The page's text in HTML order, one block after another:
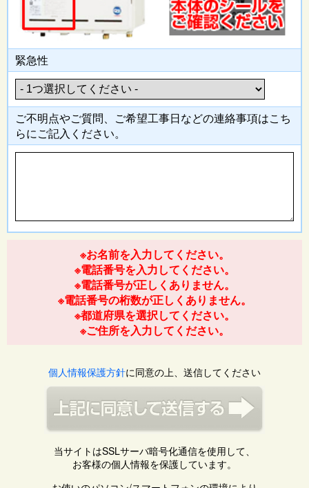
緊急性
ご不明点やご質問、ご希望工事日などの連絡事項はこち
らにご記入 ください。
※お名前を入力してください。
※電話番号を入力してください。
※電話番号が正しくありません。
※電話番号の桁数が正しくありません。
※都道府県を選択してください。
※ご住所を入力してください。
個人情報保護方針に同意の上、送信してください
当サイトはSSLサーバ暗号化通信を使用して、
お客様の個人情報を保護しています。